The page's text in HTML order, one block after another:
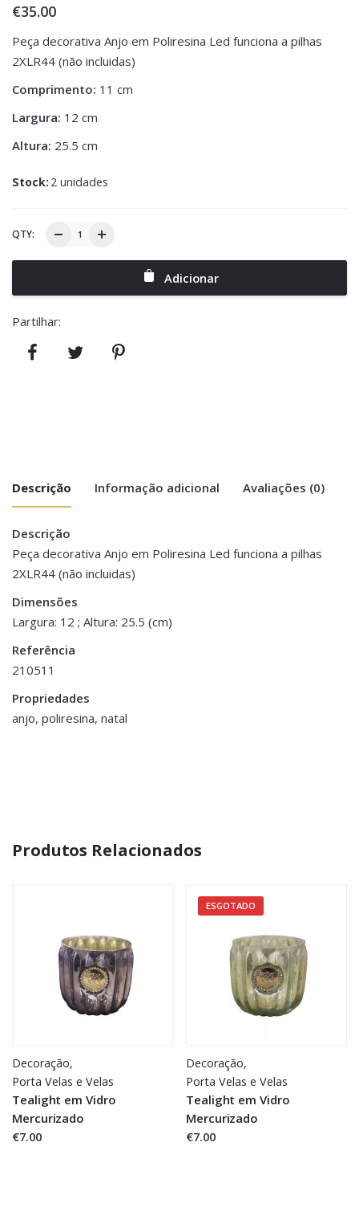
€35.00
Peça decorativa Anjo em Poliresina Led funciona a pilhas
2XLR44 (não incluidas)
Comprimento: 11 cm
Largura: 12 cm
Altura: 25.5 cm
Stock: 2 unidades
QTY:
Adicionar
Partilhar:
Descrição Informação adicional Avaliações (0)
Descrição
Peça decorativa Anjo em Poliresina Led funciona a pilhas
2XLR44 (não incluidas)
Dimensões
Largura: 12 ; Altura: 25.5 (cm)
Referência
210511
Propriedades
anjo, poliresina, natal
Dimensões 11 × 12 × 25.5 cm
There are no reviews yet.
Be the first to review “Anjo – Sagrada
Família com LED”
You must be <a href="https://www.homeart.pt/minha-
conta/">logged in</a> to post a review.
Produtos Relacionados
Decoração,
Porta Velas e Velas
Tealight em Vidro
Mercurizado
€7.00
ESGOTADO
Decoração,
Porta Velas e Velas
Tealight em Vidro
Mercurizado
€7.00